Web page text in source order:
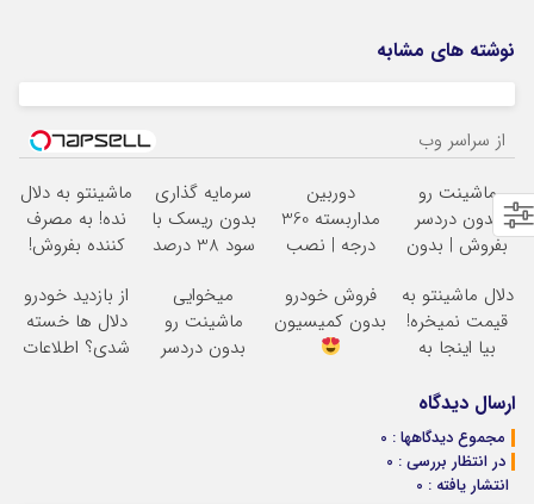
نوشته های مشابه
از سراسر وب
ماشینت رو
بدون دردسر
بفروش | بدون
دوربین
مداربسته 360
درجه | نصب
سرمایه گذاری
بدون ریسک با
سود 38 درصد
ماشینتو به دلال
نده! به مصرف
کننده بفروش!
یک تماس
دلال ماشینتو به
قیمت نمیخره!
بیا اینجا به
بفروش*فقط
خریدار واقعی*
فروش خودرو
بدون کمیسیون
میخوایی
ماشینت رو
بدون دردسر
از بازدید خودرو
دلال ها خسته
شدی؟ اطلاعات
ارسال دیدگاه
مجموع دیدگاهها : 0
در انتظار بررسی : 0
انتشار یافته : 0